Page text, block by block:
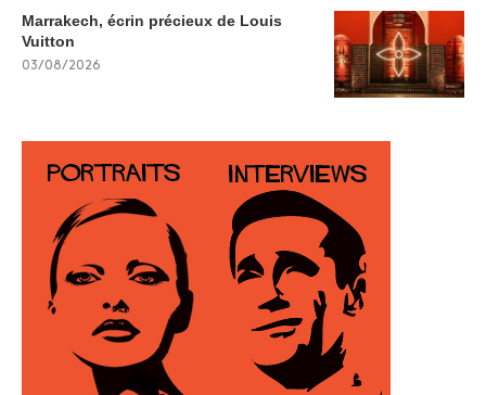
Marrakech, écrin précieux de Louis
Vuitton
03/08/2026